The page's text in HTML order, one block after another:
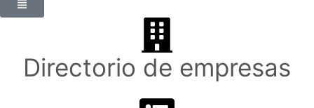
Directorio de empresas